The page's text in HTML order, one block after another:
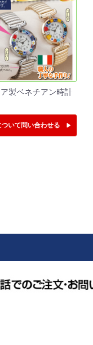
製ベネチアン時計
いて 問い合わせる